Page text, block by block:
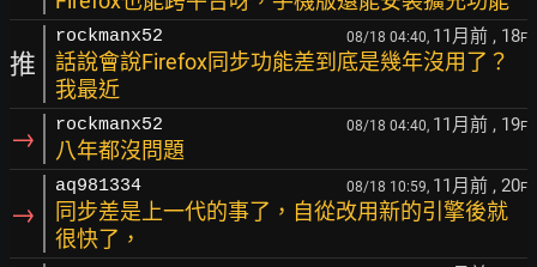
推
rockmanx52 08/18 04:40, 11月前 , 18F
話說會說Firefox同步功能差到底是幾年沒用了？
我最近
→ rockmanx52 08/18 04:40, 11月前 , 19F
八年都沒問題
→
aq981334 08/18 10:59, 11月前 , 20F
同步差是上一代的事了，自從改用新的引擎後就
很快了，